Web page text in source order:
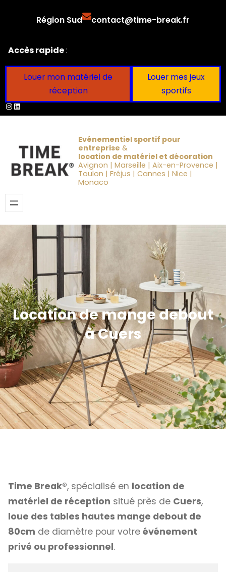
Région Sud contact@time-break.fr
Accès rapide:
Louer mon matériel de
réception
Louer mes jeux
sportifs
Instagram
LinkedIn
Evénementiel sportif pour
entreprise &
location de matériel et décoration
Avignon | Marseille | Aix-en-Provence |
Toulon | Fréjus | Cannes | Nice |
Monaco
Location de mange debout
à Cuers
Time Break®, spécialisé en location de
matériel de réception situé près de Cuers,
loue des tables hautes mange debout de
80cm de diamètre pour votre événement
privé ou professionnel.